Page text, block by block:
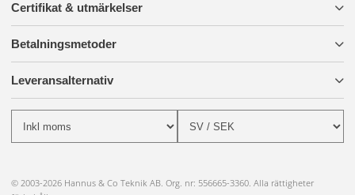
Certifikat & utmärkelser
Betalningsmetoder
Leveransalternativ
© 2003-2026 Hannus & Co Teknik AB. Org. nr: 556665-3360. Alla rättigheter